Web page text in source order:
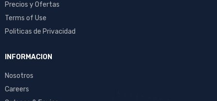
Precios y Ofertas
Terms of Use
Politicas de Privacidad
INFORMACION
Nosotros
Careers